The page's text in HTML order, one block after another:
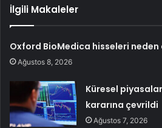
İlgili Makaleler
Oxford BioMedica hisseleri neden
Ağustos 8, 2026
Küresel
kararına çevrildi
Ağustos 7, 2026